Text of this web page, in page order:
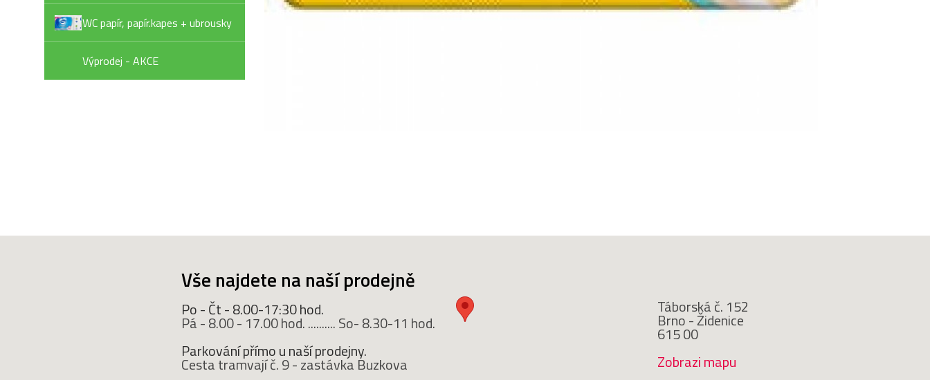
WC papír, papír.kapes + ubrousky
Výprodej - AKCE
Vše najdete na naší prodejně
Po - Čt - 8.00-17:30 hod.
Pá - 8.00 - 17.00 hod. .......... So- 8.30-11 hod.
Parkování přímo u naší prodejny.
Cesta tramvají č. 9 - zastávka Buzkova
Táborská č. 152
Brno - Židenice
615 00
Zobrazi mapu